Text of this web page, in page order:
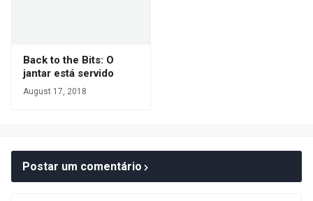
Back to the Bits: O
jantar está servido
August 17, 2018
Postar um comentário